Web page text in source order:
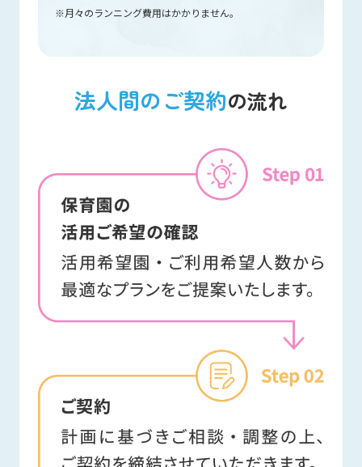
月々のランニング費用はかかりません。
法人間のご契約の流れ